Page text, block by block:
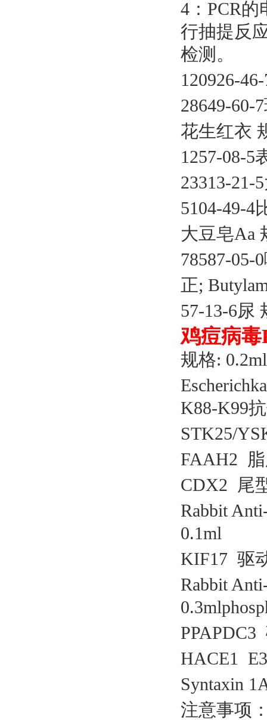
4：PCR
行抽提反
检测。
120926-
28649-60-
花生红衣
1257-08-5
23313-21-
5104-49-4
大豆皂Aa
78587-05-
正;
57-13-6尿
鸡痘病毒
规格:
K88-K99
STK25/
FAAH2 脂
CDX2 尾
Rabbit
0.1ml
KIF17 驱
Rabbit
HACE1
Syntaxin
注意事项